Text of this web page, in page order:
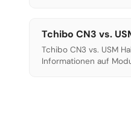
Tchibo CN3 vs.
Tchibo CN3 vs. USM
Informationen auf